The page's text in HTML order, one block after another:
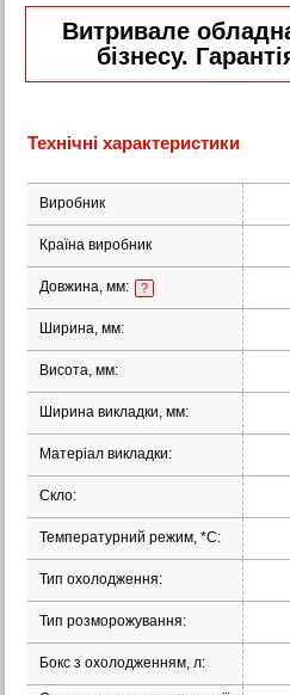
Витривале
бізнесу.
Технічні характеристики
Виробник
Країна виробник
Довжина, мм: ?
Ширина, мм:
Висота, мм:
Ширина викладки, мм:
Матеріал викладки:
Скло:
Температурний режим, *С:
Тип охолодження:
Тип розморожування:
Бокс з охолодженням, л: